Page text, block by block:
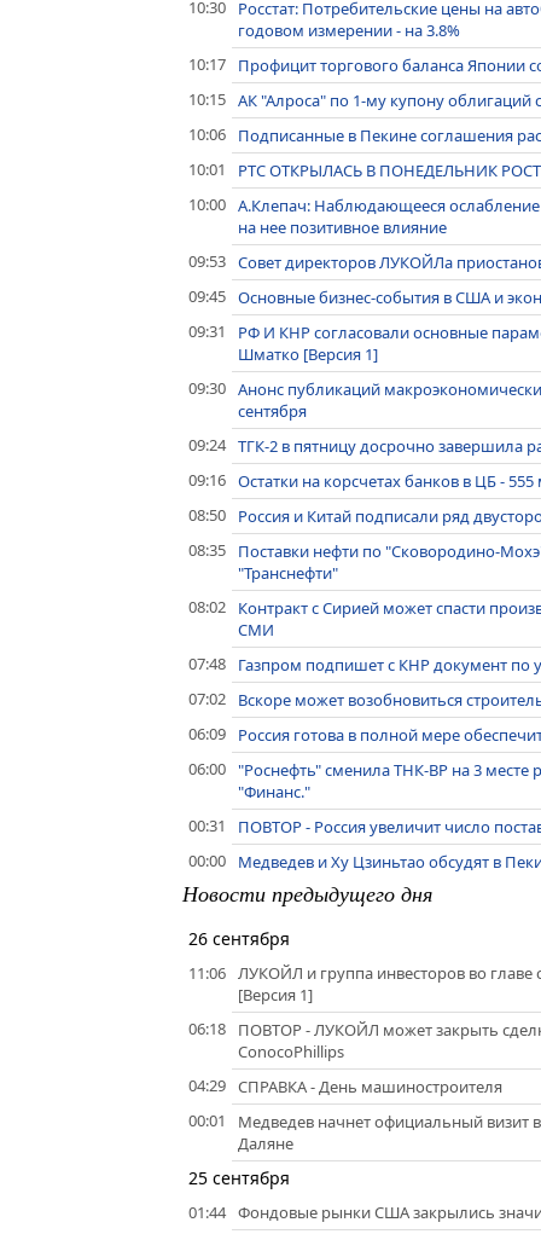
10:30
Росстат: Потребительские цены на
годовом измерении - на 3.8%
10:17
Профицит торгового баланса Японии
10:15 АК "Алроса" по 1-му купону облигаций
10:06
Подписанные в Пекине соглашения
10:01
РТС ОТКРЫЛАСЬ В ПОНЕДЕЛЬНИК
10:00 А.Клепач: Наблюдающееся
на нее позитивное влияние
09:53 Совет директоров ЛУКОЙЛа
09:45 Основные бизнес-события в США и
09:31
РФ И КНР согласовали основные
Шматко [Версия 1]
09:30 Анонс публикаций
сентября
09:24 ТГК-2 в пятницу досрочно завершила
09:16 Остатки на корсчетах банков в ЦБ -
08:50
Россия и Китай подписали ряд
08:35
Поставки нефти по "Сковородино-
"Транснефти"
08:02
Контракт с Сирией может спасти
СМИ
07:48
Газпром подпишет с КНР документ по
07:02
Вскоре может возобновиться
06:09
Россия готова в полной мере
06:00 "Роснефть" сменила ТНК-ВР на 3
"Финанс."
00:31
ПОВТОР - Россия увеличит число
00:00
Медведев и Ху Цзиньтао обсудят в
Новости предыдущего дня
26 сентября
11:06 ЛУКОЙЛ и группа инвесторов во
[Версия 1]
06:18
ПОВТОР - ЛУКОЙЛ может закрыть
ConocoPhillips
04:29 СПРАВКА - День машиностроителя
00:01
Медведев начнет официальный визит
Даляне
25 сентября
01:44 Фондовые рынки США закрылись